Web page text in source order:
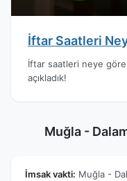
İftar Saatleri
İftar saatleri neye
açıkladık!
Muğla -
İmsak vakti: Muğla -